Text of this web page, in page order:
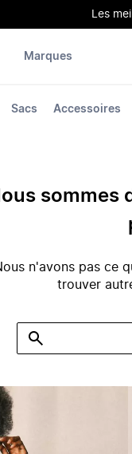
Les
Sacs Accessoires
Marques
sommes
n'avons pas ce
trouver